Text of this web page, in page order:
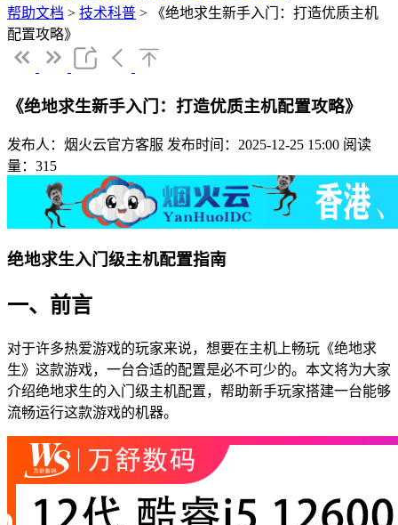
帮助文档 > 技术科普 >
《绝地求生新手入门：打造优质主机
配置攻略》
《绝地求生新手入门：打造优质主机配置攻略》
发布人：烟火云官方客服 发布时间：2025-12-25 15:00 阅读
量：315
绝地求生入门级主机配置指南
一、前言
对于许多热爱游戏的玩家来说，想要在主机上畅玩《绝地求
生》这款游戏，一台合适的配置是必不可少的。本文将为大家
介绍绝地求生的入门级主机配置，帮助新手玩家搭建一台能够
流畅运行这款游戏的机器。